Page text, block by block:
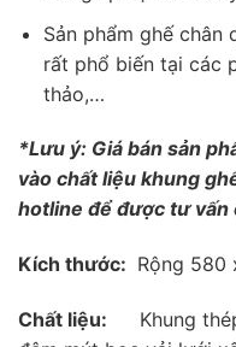
Sản phẩm ghế chân
rất phổ biến tại các
thảo,…
*Lưu ý: Giá bán sản
vào chất liệu khung
hotline để được tư vấn
Kích thước: Rộng 580
Chất liệu:
Khung